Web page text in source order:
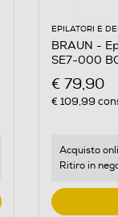
EPILATORI E
BRAUN -
SE7-000
€ 79,90
€ 109,99
Acquisto
Ritiro in